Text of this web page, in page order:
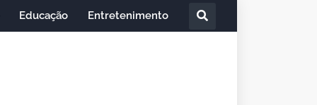
Educação Entretenimento